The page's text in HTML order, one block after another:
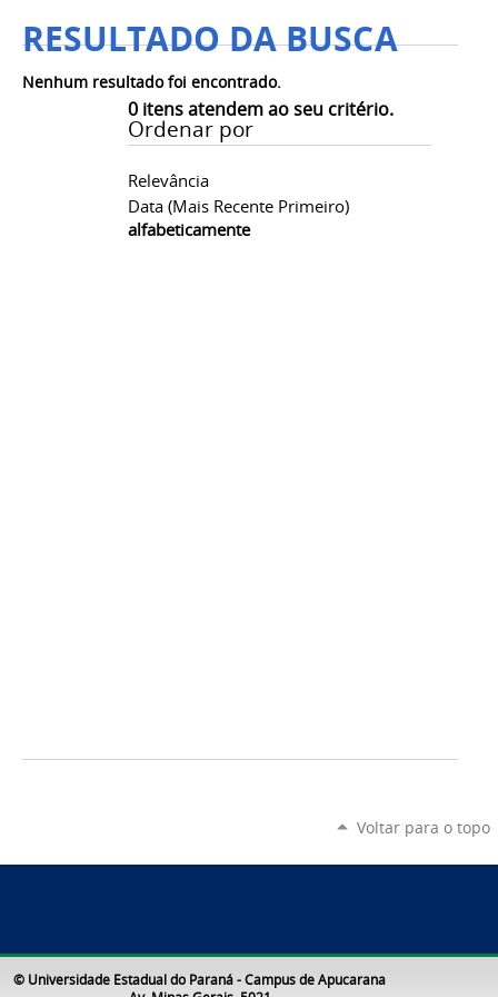
RESULTADO DA BUSCA
0itens atendem ao seu critério.
Ordenar por
Relevância
Data (mais Recente Primeiro)
alfabeticamente
Nenhum resultado foi encontrado.
Voltar para o topo
© Universidade Estadual do Paraná - Campus de Apucarana